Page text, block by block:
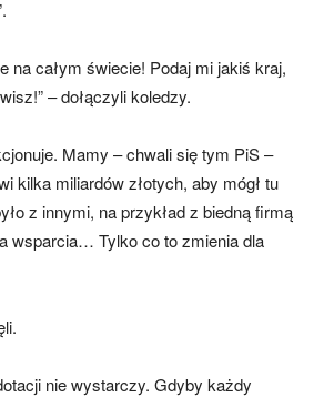
na całym świecie! Podaj mi jakiś kraj,
– dołączyli koledzy.
Mamy – chwali się tym PiS –
kilka miliardów złotych, aby mógł tu
z innymi, na przykład z biedną firmą
wsparcia… Tylko co to zmienia dla
nie wystarczy. Gdyby każdy